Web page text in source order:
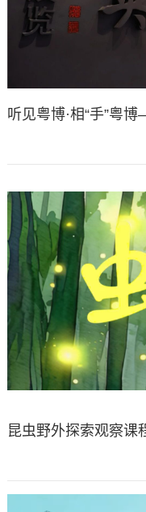
听见粤博·相“手”粤
昆虫野外探索观察课